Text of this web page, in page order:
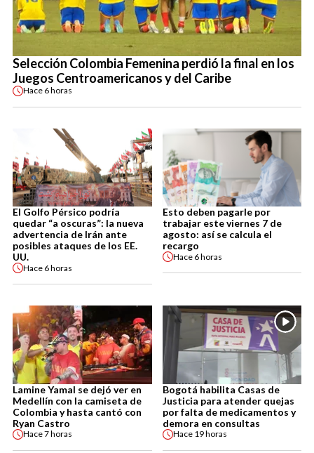
Selección Colombia Femenina perdió la final en los
Juegos Centroamericanos y del Caribe
Hace 6 horas
El Golfo Pérsico podría
quedar “a oscuras”: la nueva
advertencia de Irán ante
posibles ataques de los EE.
UU.
Hace 6 horas
Esto deben pagarle por
trabajar este viernes 7 de
agosto: así se calcula el
recargo
Hace 6 horas
Lamine Yamal se dejó ver en
Medellín con la camiseta de
Colombia y hasta cantó con
Ryan Castro
Hace7 horas
Bogotá habilita Casas de
Justicia para atender quejas
por falta de medicamentos y
demora en consultas
Hace 19 horas